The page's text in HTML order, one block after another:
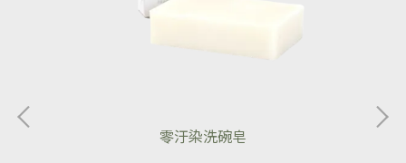
零汙染洗碗皂